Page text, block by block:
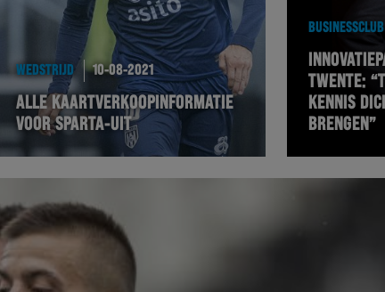
WEDSTRIJD 10-08-2021
ALLE KAARTVERKOOPINFORMATIE
VOOR SPARTA-UIT
BUSINESSCLUB
TWENTE:
KENNIS
BRENGEN”